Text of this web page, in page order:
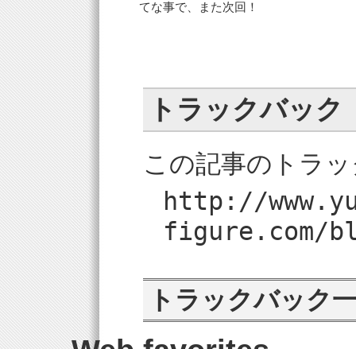
てな事で、また次回！
トラックバック
この記事のトラ
http://
figure.com/
トラックバック